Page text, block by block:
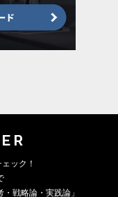
ック！
戦略論・実践論」